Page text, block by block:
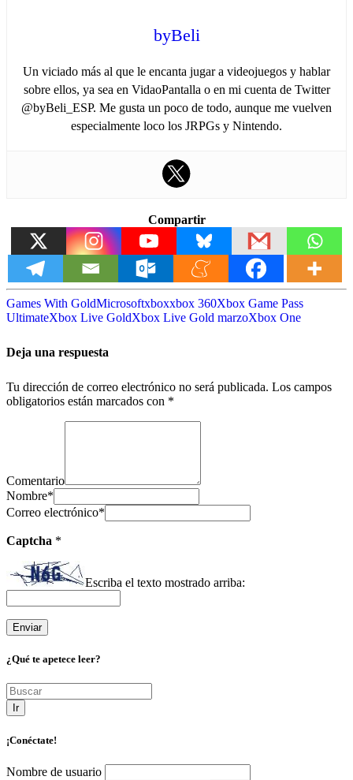
byBeli
Un viciado más al que le encanta jugar a videojuegos y hablar
sobre ellos, ya sea en VidaoPantalla o en mi cuenta de Twitter
@byBeli_ESP. Me gusta un poco de todo, aunque me vuelven
especialmente loco los JRPGs y Nintendo.
Compartir
Games With GoldMicrosoftxboxxbox 360Xbox Game Pass
UltimateXbox Live GoldXbox Live Gold marzoXbox One
Deja una respuesta
Tu dirección de correo electrónico no será publicada. Los campos
obligatorios están marcados con *
Comentario
Nombre*
Correo electrónico*
Captcha *
Escriba el texto mostrado arriba:
¿Qué te apetece leer?
Ir
¡Conéctate!
Nombre de usuario